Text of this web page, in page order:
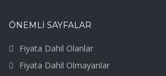
ÖNEMLİ SAYFALAR
Fiyata Dahil Olanlar
Fiyata Dahil Olmayanlar